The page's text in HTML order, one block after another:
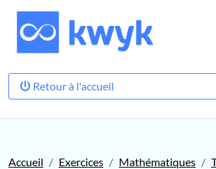
Retour à l'accueil
Accueil Exercices Mathématiques